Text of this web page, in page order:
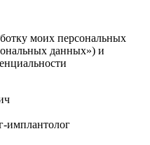
моих персональных
данных») и
имплантолог